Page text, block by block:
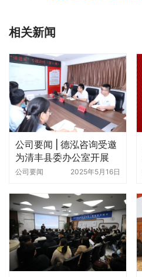
相关新闻
公司要闻 | 德泓咨询受邀
为清丰县委办公室开展
“政府投融资”专题讲座
公司要闻 2025年5月16日